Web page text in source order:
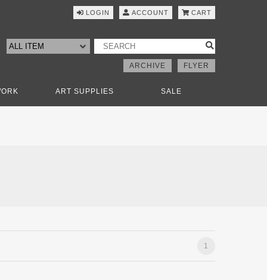
LOGIN ACCOUNT CART
ARCHIVE FLYER
ART SUPPLIES SALE
1